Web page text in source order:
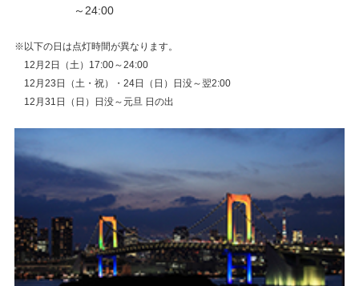
～24:00
※以下の日は点灯時間が異なります。
12月2日（土）17:00～24:00
12月23日（土・祝）・24日（日）日没～翌2:00
12月31日（日）日没～元旦 日の出